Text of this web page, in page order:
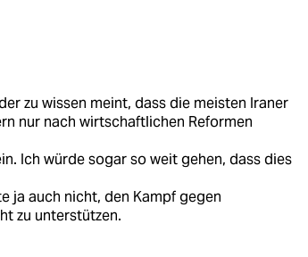
zu wissen meint, dass die meisten Iraner
nur nach wirtschaftlichen Reformen
Ich würde sogar so weit gehen, dass dies
ja auch nicht, den Kampf gegen
zu unterstützen.